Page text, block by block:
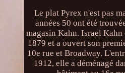
Le plat Pyrex n'est pas
années 50 ont été
magasin Kahn. Israel
1879 et a ouvert son
10e rue et Broadway.
1912, elle a déménagé